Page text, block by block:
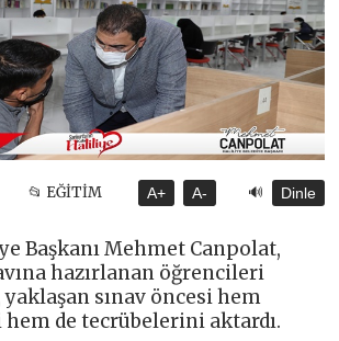
📂 EĞİTİM A+ A- 🔊 Dinle
Başkanı Mehmet Canpolat,
hazırlanan öğrencileri
sınav öncesi hem
hem de tecrübelerini aktardı.